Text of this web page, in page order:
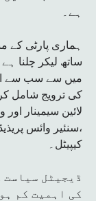
ہے۔
ساتھ لیکر چلنا
میں سے سب سے
کی ترویج شامل
لائین سیمینار اور
،سنئیر وائس
کیپیٹل۔
ڈیجیٹل
کی اہمیت کم